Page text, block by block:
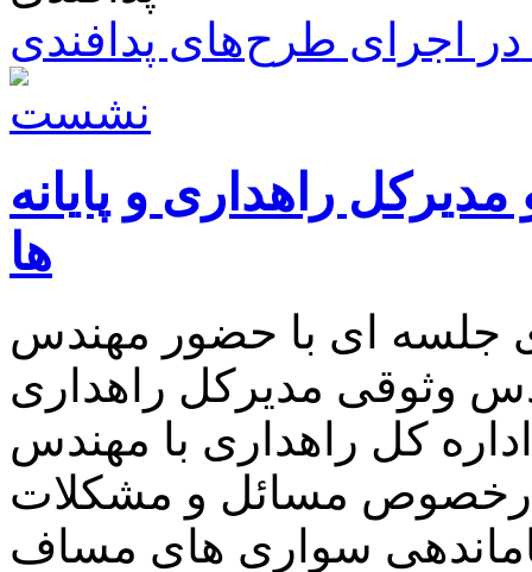
اجرای طرح‌های پدافندی
راهداری و پایانه
ها
جلسه ای با حضور مهندس
وثوقی مدیرکل راهداری
کل راهداری با مهندس
درخصوص مسائل و مشکلات